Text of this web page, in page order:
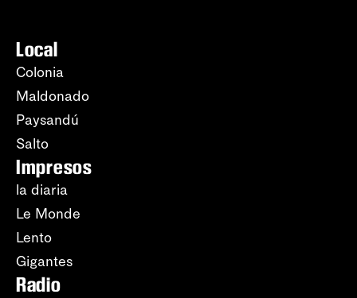
Local
Colonia
Maldonado
Paysandú
Salto
Impresos
la diaria
Le Monde
Lento
Gigantes
Radio